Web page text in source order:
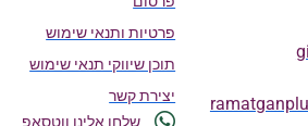
פרטיות ותנאי שימוש
תוכן שיווקי תנאי שימוש
יצירת קשר
שלחו אלינו ווטסאפ